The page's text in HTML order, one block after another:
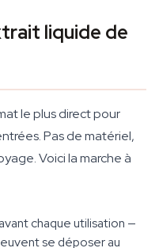
liquide de
le plus direct pour
Pas de matériel,
Voici la marche à
chaque utilisation —
se déposer au